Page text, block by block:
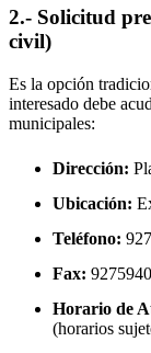
2.- Solicitud
civil)
Es la opción
interesado debe
municipales:
Dirección:
Ubicación:
Teléfono:
Fax:
Horario de
(horarios